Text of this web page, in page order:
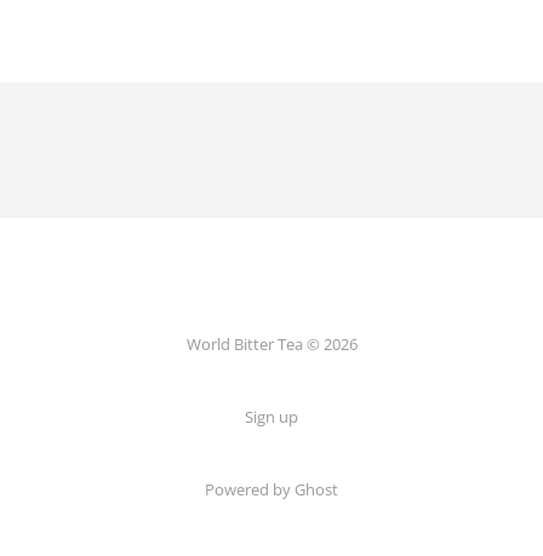
World Bitter Tea © 2026
Sign up
Powered by Ghost